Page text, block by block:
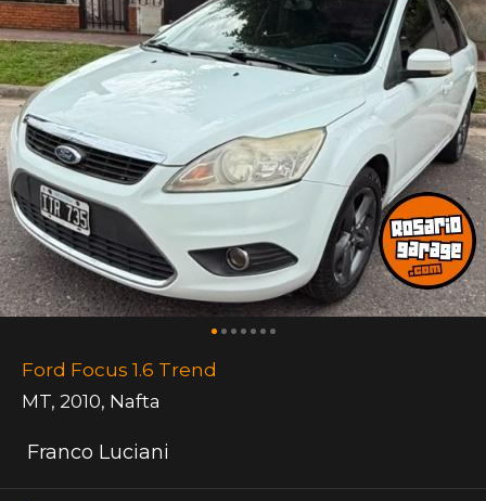
Ford Focus 1.6 Trend
MT, 2010, Nafta
Franco Luciani